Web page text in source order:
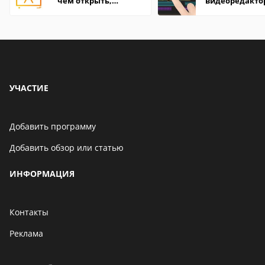
УЧАСТИЕ
Добавить программу
Добавить обзор или статью
ИНФОРМАЦИЯ
Контакты
Реклама